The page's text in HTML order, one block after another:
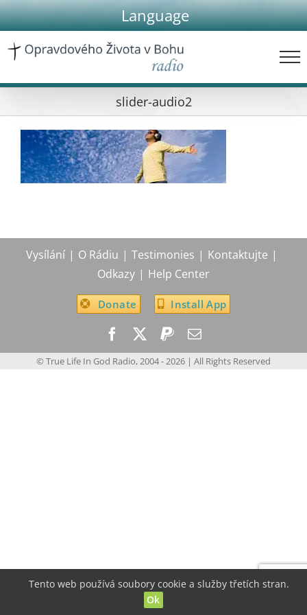
Skip
to
content
Language
slider-audio2
Vysílání O Rádiu Testimonies
Kontaktujte
Odkazy
Help Center
Donate Install App
© True Life In God Radio, 2004 -2026 | All Rights Reserved
Tento web používá soubory cookie a služby třetích stran.
Ok